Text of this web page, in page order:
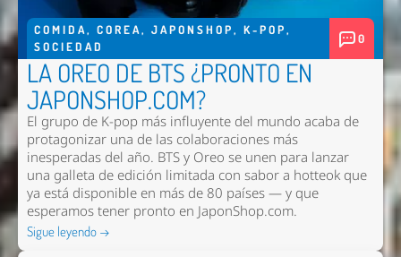
COMIDA, COREA, JAPONSHOP, K-POP,
SOCIEDAD
0
LA OREO DE BTS ¿PRONTO EN
JAPONSHOP.COM?
El grupo de K-pop más influyente del mundo acaba de
protagonizar una de las colaboraciones más
inesperadas del año. BTS y Oreo se unen para lanzar
una galleta de edición limitada con sabor a hotteok que
ya está disponible en más de 80 países — y que
esperamos tener pronto en JaponShop.com.
Sigue leyendo →